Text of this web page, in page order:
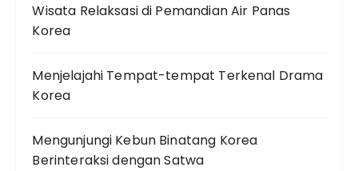
Wisata Relaksasi di Pemandian Air Panas
Korea
Menjelajahi Tempat-tempat Terkenal Drama
Korea
Mengunjungi Kebun Binatang Korea
Berinteraksi dengan Satwa